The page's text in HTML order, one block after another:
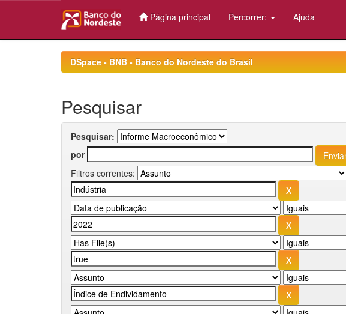
Página principal Percorrer: Ajuda
DSpace - BNB - Banco do Nordeste do Brasil
Pesquisar
Pesquisar:
por
Filtros correntes: